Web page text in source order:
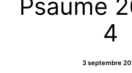
Psaume
4
3 septembre